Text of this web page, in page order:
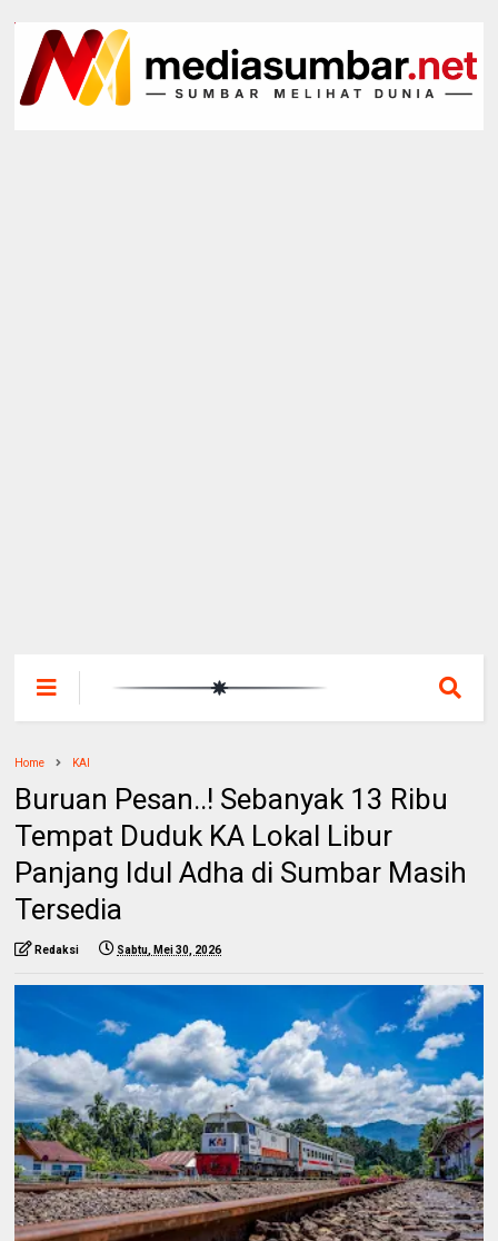
Home KAI
Buruan Pesan..! Sebanyak 13 Ribu
Tempat Duduk KA Lokal Libur
Panjang Idul Adha di Sumbar Masih
Tersedia
Redaksi Sabtu, Mei 30, 2026